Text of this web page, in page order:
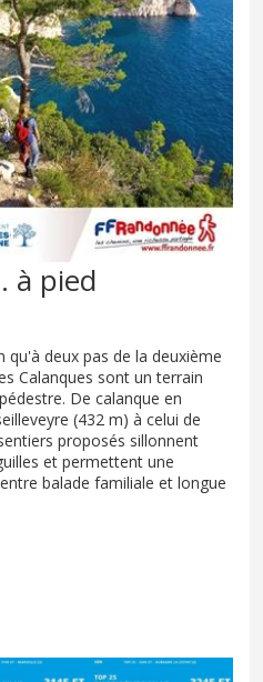
à pied
qu'à deux pas de la deuxième
Calanques sont un terrain
De calanque en
(432 m) à celui de
proposés sillonnent
et permettent une
balade familiale et longue